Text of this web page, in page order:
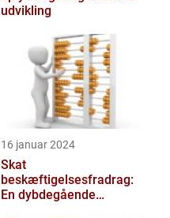
udvikling
16 januar 2024
Skat
beskæftigelsesfradrag:
En dybdegående